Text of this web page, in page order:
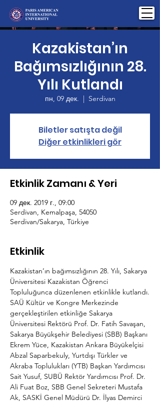
Kazakistan’ın
Bağımsızlığının 28.
Yılı Kutlandı
пн, 09 дек.
  |
Serdivan
Biletler satışta değil
Diğer etkinlikleri gör
Etkinlik Zamanı & Yeri
09 дек. 2019 г., 09:00
Serdivan, Kemalpaşa, 54050
Serdivan/Sakarya, Türkiye
Etkinlik
Kazakistan’ın bağımsızlığının 28. Yılı, Sakarya
Üniversitesi Kazakistan Öğrenci
Topluluğunca düzenlenen etkinlikle kutlandı.
SAÜ Kültür ve Kongre Merkezinde
gerçekleştirilen etkinliğe Sakarya
Üniversitesi Rektörü Prof. Dr. Fatih Savaşan,
Sakarya Büyükşehir Belediyesi (SBB) Başkanı
Ekrem Yüce, Kazakistan Ankara Büyükelçisi
Abzal Saparbekuly, Yurtdışı Türkler ve
Akraba Toplulukları (YTB) Başkan Yardımcısı
Sait Yusuf, SUBÜ Rektör Yardımcısı Prof. Dr.
Ali Fuat Boz, SBB Genel Sekreteri Mustafa
Ak, SASKİ Genel Müdürü Dr. İlyas Demirci